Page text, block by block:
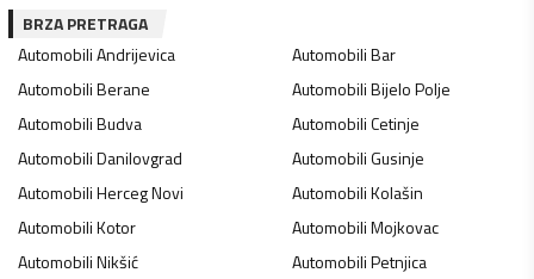
BRZA PRETRAGA
AutomobiliAndrijevica AutomobiliBar
AutomobiliBerane AutomobiliBijelo Polje
AutomobiliBudva AutomobiliCetinje
AutomobiliDanilovgrad AutomobiliGusinje
AutomobiliHerceg Novi AutomobiliKolašin
AutomobiliKotor AutomobiliMojkovac
AutomobiliNikšić AutomobiliPetnjica